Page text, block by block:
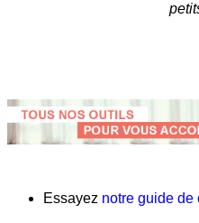
Essayez notre guide de